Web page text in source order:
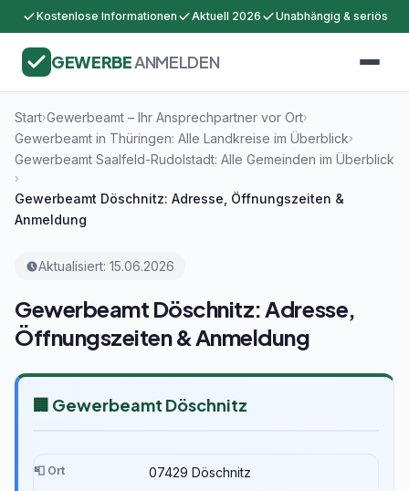
Kostenlose Informationen Aktuell 2026 Unabhängig & seriös
GEWERBEANMELDEN
Start›Gewerbeamt – Ihr Ansprechpartner vor Ort›
Gewerbeamt in Thüringen: Alle Landkreise im Überblick›
Gewerbeamt Saalfeld-Rudolstadt: Alle Gemeinden im Überblick
›
Gewerbeamt Döschnitz: Adresse, Öffnungszeiten &
Anmeldung
Aktualisiert: 15.06.2026
Gewerbeamt Döschnitz: Adresse,
Öffnungszeiten & Anmeldung
🏢 Gewerbeamt Döschnitz
📮 Ort 07429 Döschnitz